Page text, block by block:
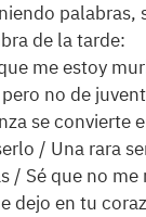
de la tarde:
me estoy
no de
se convierte
/ Una rara
/ Sé que no me
dejo en tu